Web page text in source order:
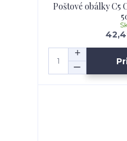
Poštové obálky C5